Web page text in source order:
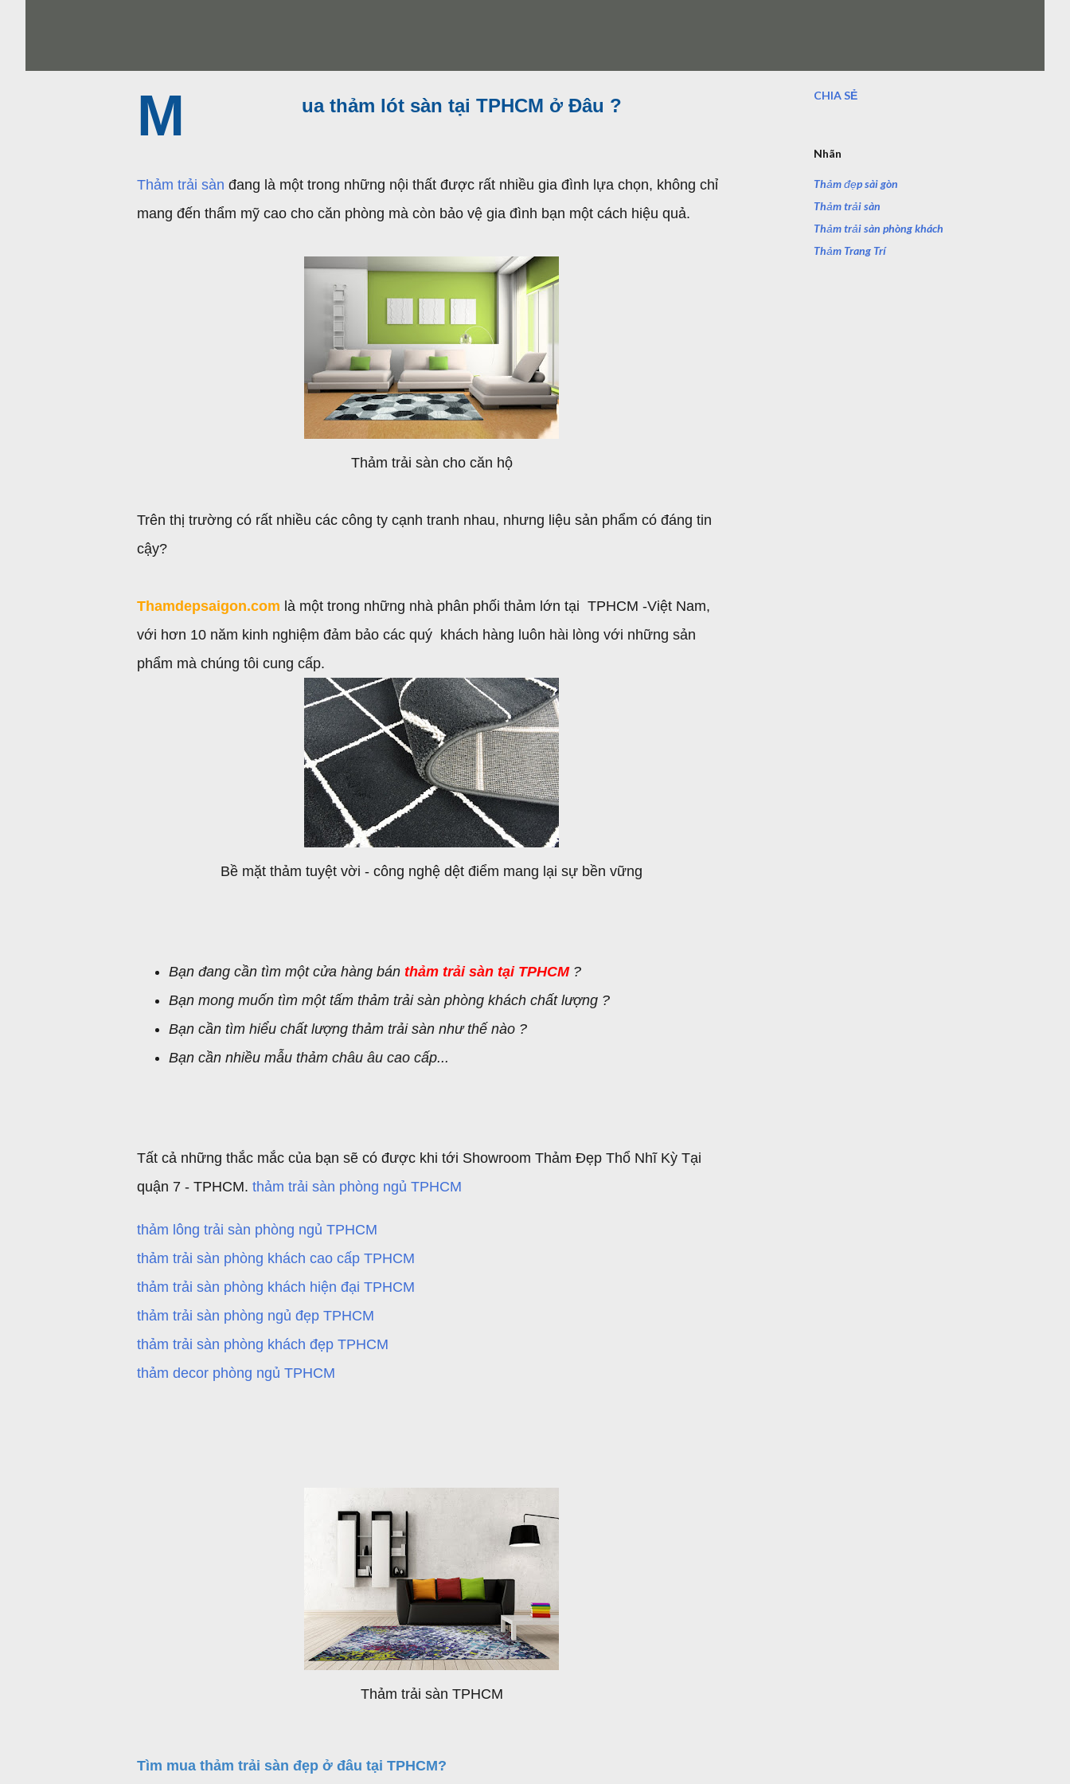
M ua thảm lót sàn tại TPHCM ở Đâu ?
Thảm trải sàn đang là một trong những nội thất được rất nhiều gia đình lựa chọn, không chỉ
mang đến thẩm mỹ cao cho căn phòng mà còn bảo vệ gia đình bạn một cách hiệu quả.
Thảm trải sàn cho căn hộ
Trên thị trường có rất nhiều các công ty cạnh tranh nhau, nhưng liệu sản phẩm có đáng tin
cậy?
Thamdepsaigon.com là một trong những nhà phân phối thảm lớn tại TPHCM -Việt Nam,
với hơn 10 năm kinh nghiệm đảm bảo các quý khách hàng luôn hài lòng với những sản
phẩm mà chúng tôi cung cấp.
Bề mặt thảm tuyệt vời - công nghệ dệt điểm mang lại sự bền vững
Bạn đang cần tìm một cửa hàng bán thảm trải sàn tại TPHCM?
Bạn mong muốn tìm một tấm thảm trải sàn phòng khách chất lượng ?
Bạn cần tìm hiểu chất lượng thảm trải sàn như thế nào ?
Bạn cần nhiều mẫu thảm châu âu cao cấp...
Tất cả những thắc mắc của bạn sẽ có được khi tới Showroom Thảm Đẹp Thổ Nhĩ Kỳ Tại
quận 7 - TPHCM. thảm trải sàn phòng ngủ TPHCM
thảm lông trải sàn phòng ngủ TPHCM
thảm trải sàn phòng khách cao cấp TPHCM
thảm trải sàn phòng khách hiện đại TPHCM
thảm trải sàn phòng ngủ đẹp TPHCM
thảm trải sàn phòng khách đẹp TPHCM
thảm decor phòng ngủ TPHCM
Thảm trải sàn TPHCM
Tìm mua thảm trải sàn đẹp ở đâu tại TPHCM?
CHIA SẺ
Nhãn
Thảm đẹp sài gòn
Thảm trải sàn
Thảm trải sàn phòng khách
Thảm Trang Trí